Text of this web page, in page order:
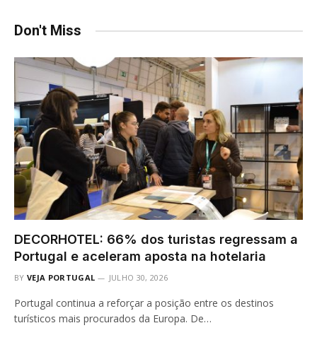
Don't Miss
DECORHOTEL: 66% dos turistas regressam a
Portugal e aceleram aposta na hotelaria
BY VEJA PORTUGAL JULHO 30, 2026
Portugal continua a reforçar a posição entre os destinos
turísticos mais procurados da Europa. De…